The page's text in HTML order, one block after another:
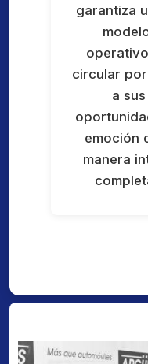
garantiza
circular
a
emoción
manera